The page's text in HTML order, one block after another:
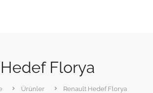
Florya
Ürünler Renault Hedef Florya